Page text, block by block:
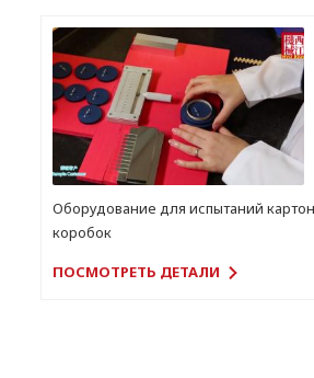
Оборудование для испытаний
коробок
ПОСМОТРЕТЬ ДЕТАЛИ